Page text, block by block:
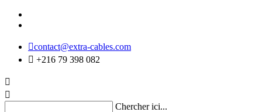
contact@extra-cables.com
 +216 79 398 082


Chercher ici...